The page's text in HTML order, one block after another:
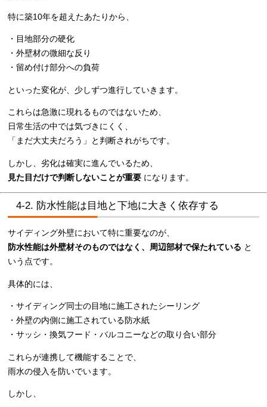
特に築10年を超えたあたりから、
・目地部分の硬化
・外壁材の微細な反り
・留め付け部分への負荷
といった変化が、少しずつ進行していきます。
これらは急激に現れるものではないため、
日常生活の中では気づきにくく、
「まだ大丈夫だろう」と判断されがちです。
しかし、劣化は確実に進んでいるため、
見た目だけで判断しないことが重要 になります。
4-2. 防水性能は目地と下地に大きく依存する
サイディング外壁において特に重要なのが、
防水性能は外壁材そのものではなく、周辺部材で保たれている と
いう点です。
具体的には、
・サイディング同士の目地に施工されたシーリング
・外壁の内側に施工されている防水紙
・サッシ・換気フード・バルコニーなどの取り合い部分
これらが連携して機能することで、
雨水の侵入を防いでいます。
しかし、